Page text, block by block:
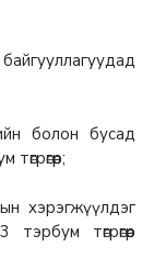
болон бусад
хэрэгжүүлдэг
төгрөгөөр